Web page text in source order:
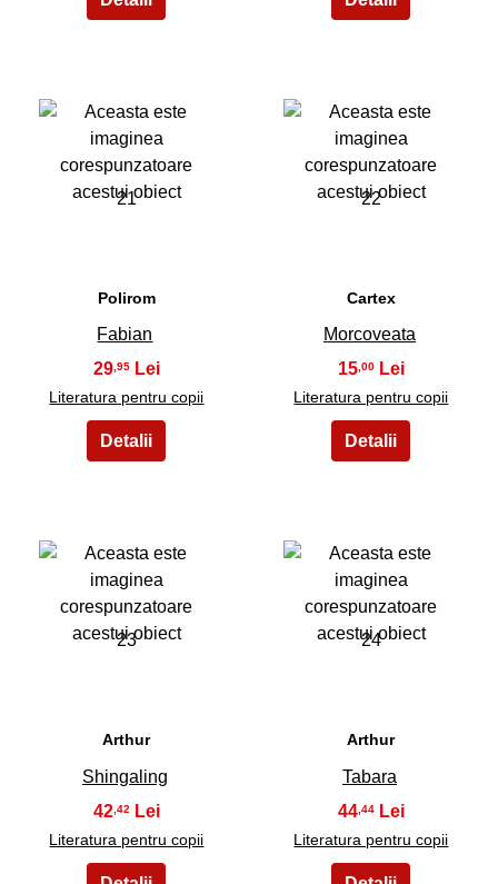
21
Polirom
Fabian
29,95
Literatura pentru copii
22
Cartex
Morcoveata
15,00
Literatura pentru copii
23
Arthur
Shingaling
42 ,42
Literatura pentru copii
24
Arthur
Tabara
44 ,44
Literatura pentru copii